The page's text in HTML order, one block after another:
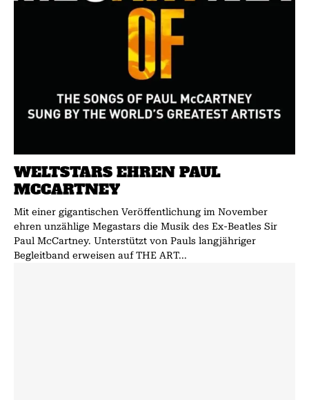
WELTSTARS EHREN PAUL
MCCARTNEY
Mit einer gigantischen Veröffentlichung im November
ehren unzählige Megastars die Musik des Ex-Beatles Sir
Paul McCartney. Unterstützt von Pauls langjähriger
Begleitband erweisen auf THE ART...